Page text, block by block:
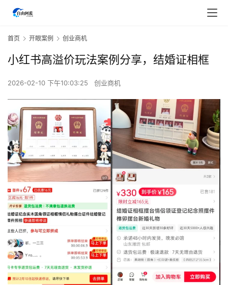
首页 开眼案例 创业商机
小红书高溢价玩法案例分享，结婚证相框
2026-02-10 下午10:03:25 创业商机